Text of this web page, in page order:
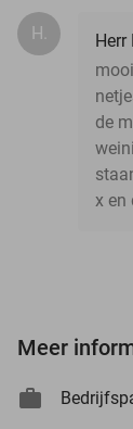
H.
Herr
de
x en
Meer